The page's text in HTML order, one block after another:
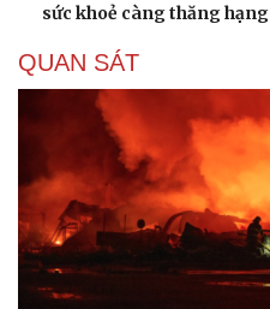
sức khoẻ càng thăng hạng
QUAN SÁT